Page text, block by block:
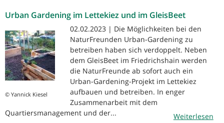
Urban Gardening im Lettekiez und im GleisBeet
© Yannick Kiesel
02.02.2023 | Die Möglichkeiten bei den
NaturFreunden Urban-Gardening zu
betreiben haben sich verdoppelt. Neben
dem GleisBeet im Friedrichshain werden
die NaturFreunde ab sofort auch ein
Urban-Gardening-Projekt im Lettekiez
aufbauen und betreiben. In enger
Zusammenarbeit mit dem
Quartiersmanagement und der...
Weiterlesen